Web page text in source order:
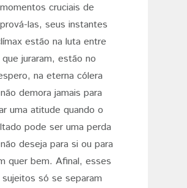
cruciais de
las, seus instantes
estão na luta entre
juraram, estão no
na eterna cólera
demora jamais para
uma atitude quando o
pode ser uma perda
deseja para si ou para
quer bem. Afinal, esses
só se separam